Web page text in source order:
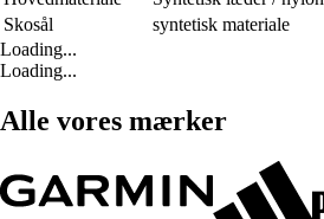
Skosål
syntetisk materiale
Loading...
Loading...
Alle vores mærker